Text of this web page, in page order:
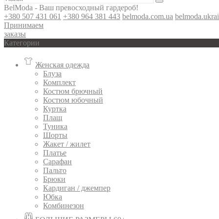
BelModa - Ваш превосходный гардероб!
+380 507 431 061 +380 964 381 443 belmoda.com.ua
Принимаем
заказы
Категории
Женская одежда
Блуза
Комплект
Костюм брючный
Костюм юбочный
Куртка
Плащ
Туника
Шорты
Жакет / жилет
Платье
Сарафан
Пальто
Брюки
Кардиган / джемпер
Юбка
Комбинезон